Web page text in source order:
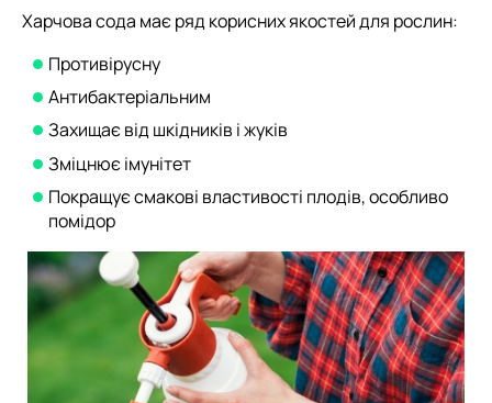
Харчова сода має ряд корисних якостей для рослин:
Противірусну
Антибактеріальним
Захищає від шкідників і жуків
Зміцнює імунітет
Покращує смакові властивості плодів, особливо
помідор